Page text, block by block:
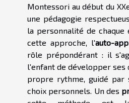
Montessori au début du
une pédagogie
la personnalité de chaque
cette approche, l'auto-
rôle prépondérant : il
l'enfant de développer ses
propre rythme, guidé par
choix personnels. Un des